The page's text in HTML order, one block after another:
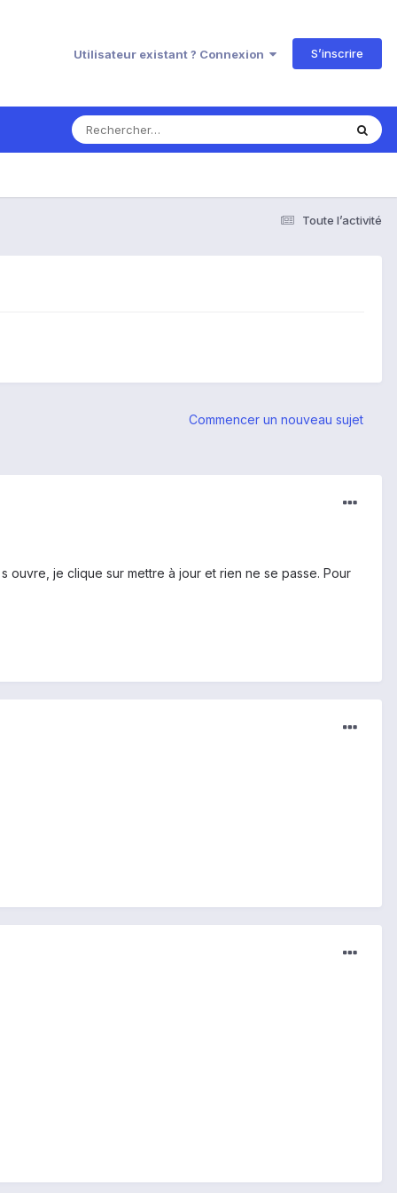
Utilisateur existant ? Connexion S’inscrire
Toute l’activité
Commencer un nouveau sujet
ouvre, je clique sur mettre à jour et rien ne se passe. Pour